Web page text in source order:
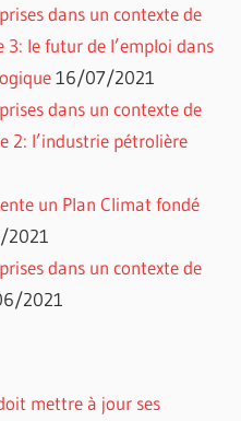
dans un contexte de
le futur de l’emploi dans
16/07/2021
dans un contexte de
2: l’industrie pétrolière
un Plan Climat fondé
dans un contexte de
2021
mettre à jour ses